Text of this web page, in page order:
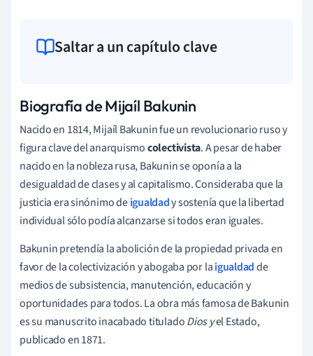
Saltar a un capítulo clave
Biografía de Mijaíl Bakunin
Nacido en 1814, Mijaíl Bakunin fue un revolucionario ruso y
figura clave del anarquismocolectivista. A pesar de haber
nacido en la nobleza rusa, Bakunin se oponía a la
desigualdad de clases y al capitalismo. Consideraba que la
justicia era sinónimo deigualdady sostenía que la libertad
individual sólo podía alcanzarse si todos eran iguales.
Bakunin pretendía la abolición de la propiedad privada en
favor de la colectivización y abogaba por laigualdadde
medios de subsistencia, manutención, educación y
oportunidades para todos. La obra más famosa de Bakunin
es su manuscrito inacabado tituladoDios yel Estado,
publicado en 1871.